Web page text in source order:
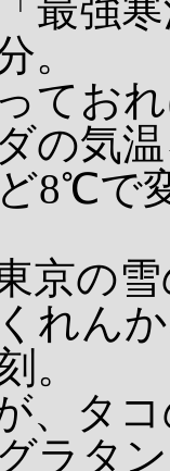
最強
。
てお
の気温
8℃で
京の
れん
。
、タ
ラタ